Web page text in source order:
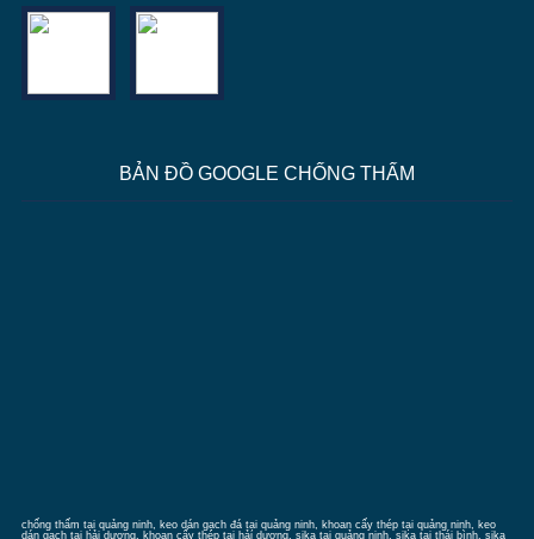
BẢN ĐỒ GOOGLE CHỐNG THẤM
chống thấm tại quảng ninh, keo dán gạch đá tại quảng ninh, khoan cấy thép tại quảng ninh, keo
dán gạch tại hải dương, khoan cấy thép tại hải dương, sika tại quảng ninh, sika tại thái bình, sika